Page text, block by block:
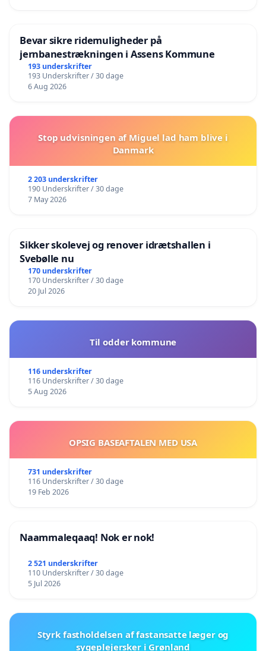
Bevar sikre ridemuligheder på
jernbanestrækningen i Assens Kommune
193 underskrifter
193 Underskrifter / 30 dage
6 Aug 2026
Stop udvisningen af Miguel lad ham blive i
Danmark
2 203 underskrifter
190 Underskrifter / 30 dage
7 May 2026
Sikker skolevej og renover idrætshallen i
Svebølle nu
170 underskrifter
170 Underskrifter / 30 dage
20 Jul 2026
Til odder kommune
116 underskrifter
116 Underskrifter / 30 dage
5 Aug 2026
OPSIG BASEAFTALEN MED USA
731 underskrifter
116 Underskrifter / 30 dage
19 Feb 2026
Naammaleqaaq! Nok er nok!
2 521 underskrifter
110 Underskrifter / 30 dage
5 Jul 2026
Styrk fastholdelsen af fastansatte læger og
sygeplejersker i Grønland